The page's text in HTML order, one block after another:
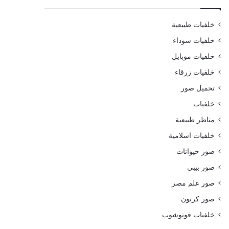
خلفيات طبيعية
خلفيات سوداء
خلفيات موبايل
خلفيات زرقاء
تحميل صور
خلفيات
مناظر طبيعية
خلفيات اسلامية
صور حيوانات
صور بيبي
صور علم مصر
صور كرتون
خلفيات فوتوشوب